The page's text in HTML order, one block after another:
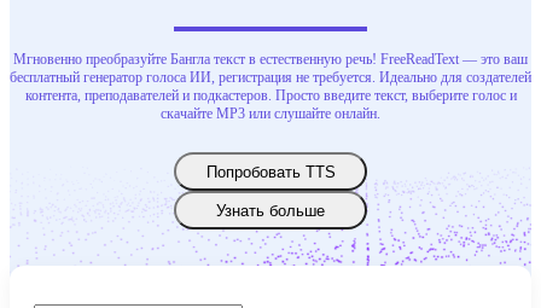
Русский
Мгновенно преобразуйте Бангла текст в естественную речь! FreeReadText — это ваш
бесплатный генератор голоса ИИ, регистрация не требуется. Идеально для создателей
контента, преподавателей и подкастеров. Просто введите текст, выберите голос и
скачайте MP3 или слушайте онлайн.
Попробовать TTS
Узнать больше